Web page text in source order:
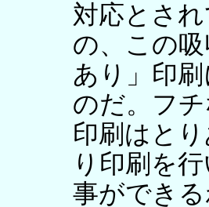
対応とさ
の、この
あり」印
のだ。フ
印刷はと
り印刷を
事ができ